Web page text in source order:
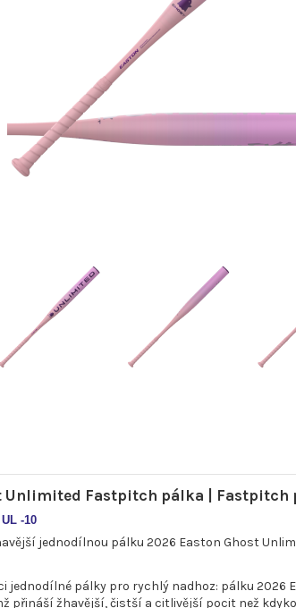
Unlimited Fastpitch pálka | Fastpitch
-10
jednodílnou pálku 2026 Easton Ghost
jednodílné pálky pro rychlý nadhoz: pálku
přináší žhavější, čistší a citlivější pocit než